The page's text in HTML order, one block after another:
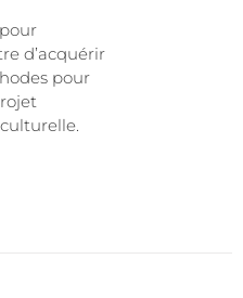
d’acquérir
pour